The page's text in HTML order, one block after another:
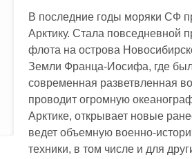
В последние годы моряки СФ
Арктику. Стала повседневной
флота на острова
Земли Франца-Иосифа, где
современная разветвленная
проводит огромную
Арктике, открывает новые
ведет объемную военно-
техники, в том числе и для